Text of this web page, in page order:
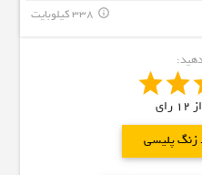
338 کیلوبایت info_outline
12 رای
زنگ پلیسی